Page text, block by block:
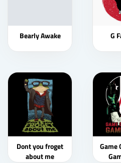
Bearly Awake G
Dont you froget
about me
Game